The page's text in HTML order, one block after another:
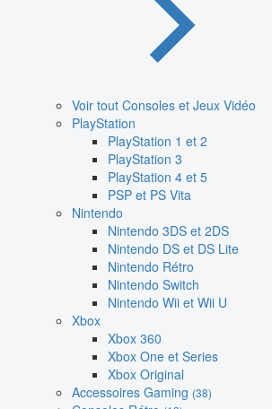
Voir tout Consoles et Jeux Vidéo
PlayStation
PlayStation 1 et 2
PlayStation 3
PlayStation 4 et 5
PSP et PS Vita
Nintendo
Nintendo 3DS et 2DS
Nintendo DS et DS Lite
Nintendo Rétro
Nintendo Switch
Nintendo Wii et Wii U
Xbox
Xbox 360
Xbox One et Series
Xbox Original
Accessoires Gaming (38)